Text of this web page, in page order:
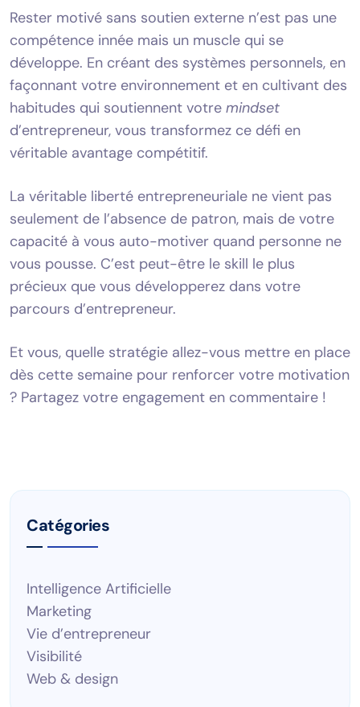
Rester motivé sans soutien externe n’est pas une
compétence innée mais un muscle qui se
développe. En créant des systèmes personnels, en
façonnant votre environnement et en cultivant des
habitudes qui soutiennent votre mindset
d’entrepreneur, vous transformez ce défi en
véritable avantage compétitif.
La véritable liberté entrepreneuriale ne vient pas
seulement de l’absence de patron, mais de votre
capacité à vous auto-motiver quand personne ne
vous pousse. C’est peut-être le skill le plus
précieux que vous développerez dans votre
parcours d’entrepreneur.
Et vous, quelle stratégie allez-vous mettre en place
dès cette semaine pour renforcer votre motivation
? Partagez votre engagement en commentaire !
Catégories
Intelligence Artificielle
Marketing
Vie d’entrepreneur
Visibilité
Web & design